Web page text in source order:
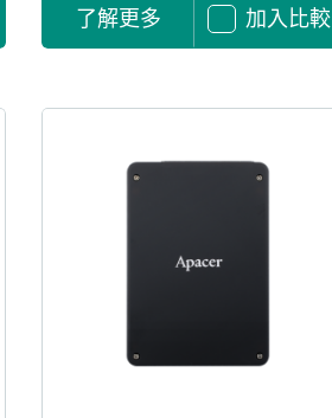
了解更多 加入比較